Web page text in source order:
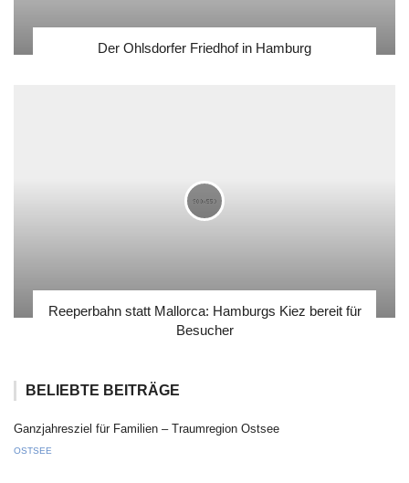
Der Ohlsdorfer Friedhof in Hamburg
Reeperbahn statt Mallorca: Hamburgs Kiez bereit für
Besucher
BELIEBTE BEITRÄGE
Ganzjahresziel für Familien – Traumregion Ostsee
OSTSEE